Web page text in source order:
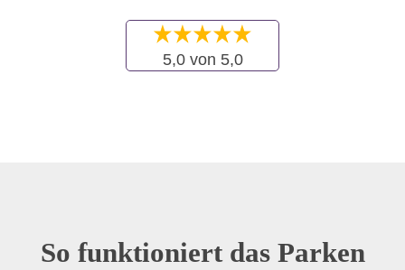
5,0 von 5,0
So funktioniert das Parken